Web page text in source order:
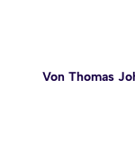
Von Thomas